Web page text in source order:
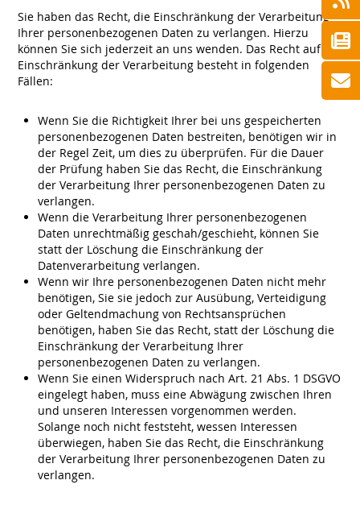
Sie haben das Recht, die Einschränkung der Verarbeitung
Ihrer personenbezogenen Daten zu verlangen. Hierzu
können Sie sich jederzeit an uns wenden. Das Recht auf
Einschränkung der Verarbeitung besteht in folgenden
Fällen:
Wenn Sie die Richtigkeit Ihrer bei uns gespeicherten
personenbezogenen Daten bestreiten, benötigen wir in
der Regel Zeit, um dies zu überprüfen. Für die Dauer
der Prüfung haben Sie das Recht, die Einschränkung
der Verarbeitung Ihrer personenbezogenen Daten zu
verlangen.
Wenn die Verarbeitung Ihrer personenbezogenen
Daten unrechtmäßig geschah/geschieht, können Sie
statt der Löschung die Einschränkung der
Datenverarbeitung verlangen.
Wenn wir Ihre personenbezogenen Daten nicht mehr
benötigen, Sie sie jedoch zur Ausübung, Verteidigung
oder Geltendmachung von Rechtsansprüchen
benötigen, haben Sie das Recht, statt der Löschung die
Einschränkung der Verarbeitung Ihrer
personenbezogenen Daten zu verlangen.
Wenn Sie einen Widerspruch nach Art. 21 Abs. 1 DSGVO
eingelegt haben, muss eine Abwägung zwischen Ihren
und unseren Interessen vorgenommen werden.
Solange noch nicht feststeht, wessen Interessen
überwiegen, haben Sie das Recht, die Einschränkung
der Verarbeitung Ihrer personenbezogenen Daten zu
verlangen.